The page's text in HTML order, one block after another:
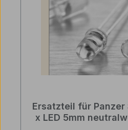
Ersatzteil für
x LED 5mm